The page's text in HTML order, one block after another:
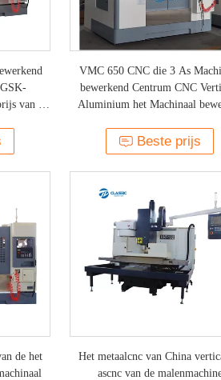
van de
VMC 650 CNC die 3 As
bewerkend Centrum CNC
Aluminium het Machinaal
Beste prijs
de het
Het metaalcnc van China
ascnc van de